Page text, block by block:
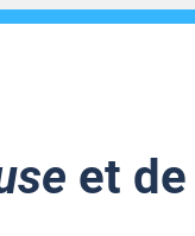
et de